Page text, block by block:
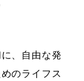
、自由な発
のライフス